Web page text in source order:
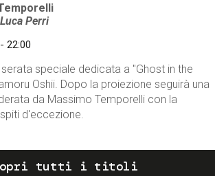
Luca Perri
22:00
speciale dedicata a "Ghost in the
Oshii. Dopo la proiezione seguirà una
da Massimo Temporelli con la
d'eccezione.
tutti i titoli